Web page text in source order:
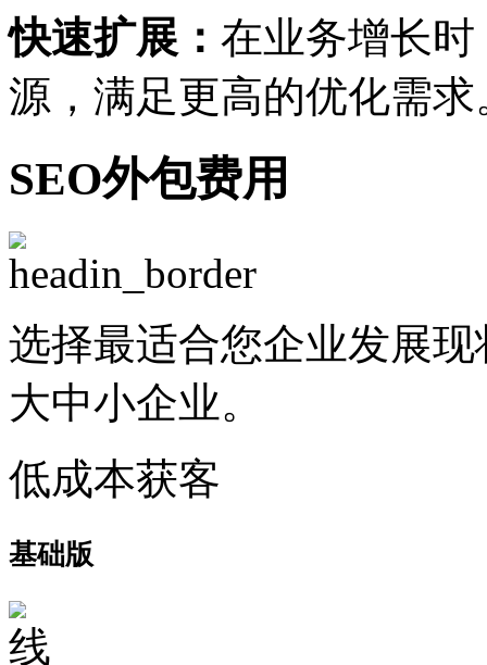
快速扩展： 在业务增长
源，满足更高的优化需求
SEO外包费用
选择最适合您企业发展
大中小企业。
低成本获客
基础版